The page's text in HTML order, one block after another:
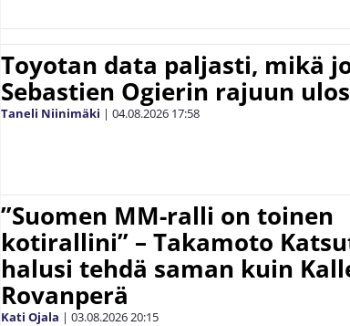
Toyotan data paljasti, mikä
Sebastien Ogierin rajuun
Taneli Niinimäki | 04.08.2026 17:58
”Suomen MM-ralli on toinen
kotirallini” – Takamoto
halusi tehdä saman kuin
Rovanperä
Kati Ojala | 03.08.202620:15